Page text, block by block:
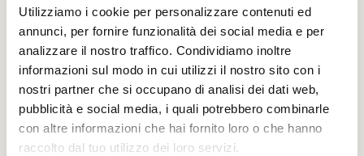
Utilizziamo i cookie per personalizzare contenuti ed
annunci, per fornire funzionalità dei social media e per
analizzare il nostro traffico. Condividiamo inoltre
informazioni sul modo in cui utilizzi il nostro sito con i
nostri partner che si occupano di analisi dei dati web,
pubblicità e social media, i quali potrebbero combinarle
con altre informazioni che hai fornito loro o che hanno
raccolto dal tuo utilizzo dei loro servizi.
normalità diventa straordinaria. La calma porta
allo splendore sfumando acon cura il confine tra
pubblico e privato». Numerosi i premi vinti e
le opere celebri di Yamamoto, tra cui
L’Università della Prefettura di Saitama,
Giappone 1999, la Biblioteca di Tianjin,
Cina 2012, la Stazione dei Vigili del Fuoco
di Hiroshima Nishi del 2000.